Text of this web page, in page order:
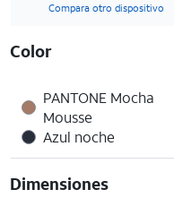
Compara otro dispositivo
Color
PANTONE Mocha
Mousse
Azul noche
Dimensiones